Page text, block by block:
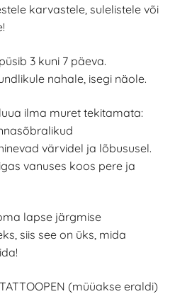
karvastele, sulelistele või
3 kuni 7 päeva.
nahale, isegi näole.
ilma muret tekitamata:
värvidel ja lõbususel.
vanuses koos pere ja
lapse järgmise
siis see on üks, mida
(müüakse eraldi)